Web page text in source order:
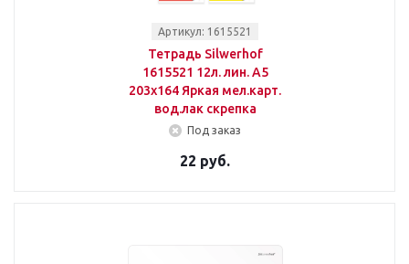
Артикул: 1615521
Тетрадь Silwerhof
1615521 12л. лин. A5
203х164 Яркая мел.карт.
вод.лак скрепка
Под заказ
22 руб.